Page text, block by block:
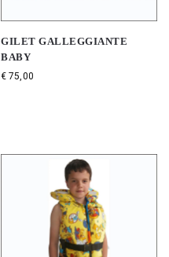
GILET GALLEGGIANTE
BABY
€ 75,00